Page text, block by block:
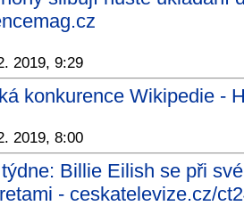
2019, 9:29
konkurence Wikipedie -
2019, 8:00
Billie Eilish se při
- ceskatelevize.cz/